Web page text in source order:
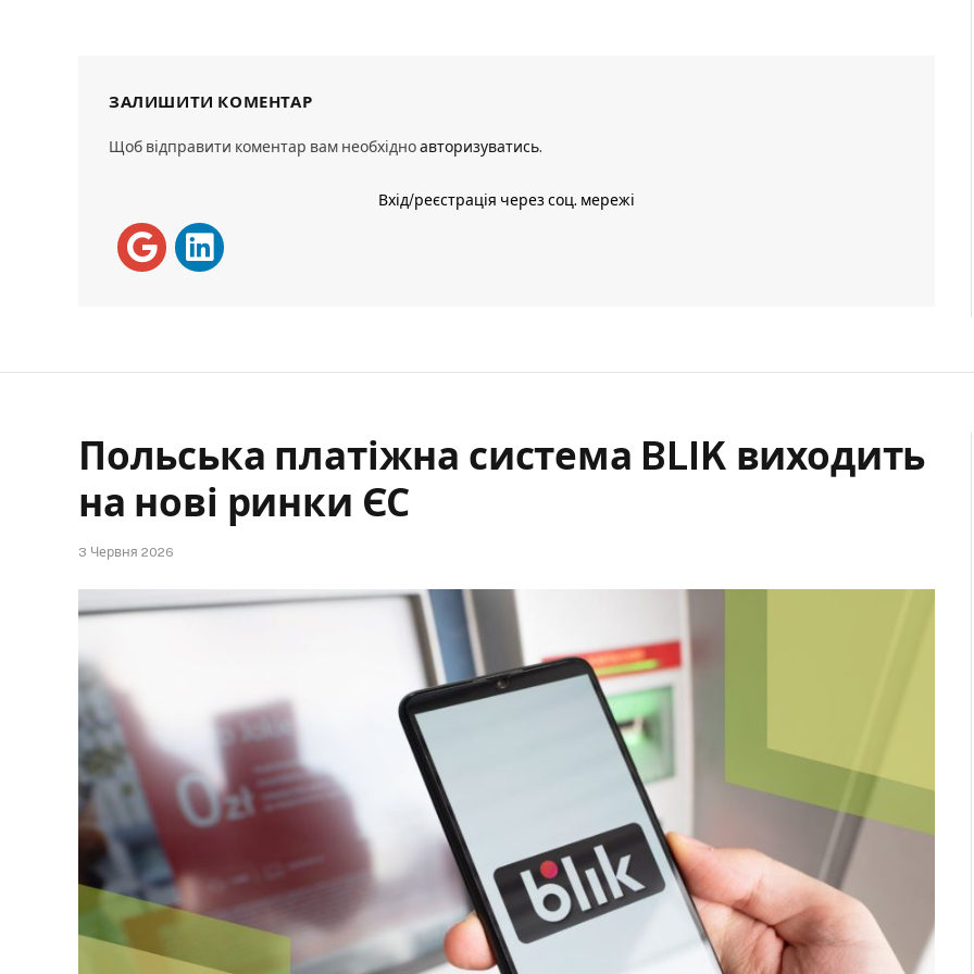
ЗАЛИШИТИ КОМЕНТАР
Щоб відправити коментар вам необхідноавторизуватись.
Вхід/реєстрація через соц. мережі
Польська платіжна система BLIK виходить
на нові ринки ЄС
3 Червня 2026